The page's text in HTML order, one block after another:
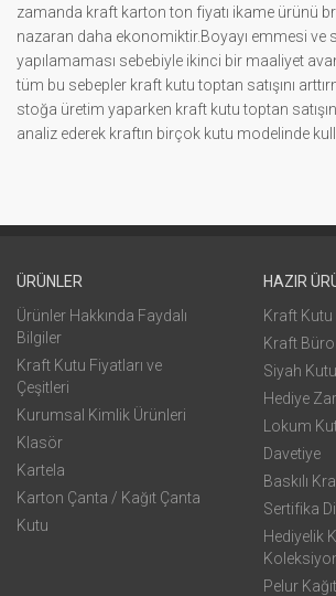
zamanda kraft karton ton fiyatı ikame ürünü
nazaran daha ekonomiktir.Boyayı emmesi ve
yapılamaması sebebiyle ikinci bir maaliyet
tüm bu sebepler kraft kutu toptan satışını
stoğa üretim yaparken kraft kutu toptan
analiz ederek kraftın birçok kutu modelinde
ÜRÜNLER
Ürünler Hakkında Faydalı
Bilgiler
Kraft Kutu Fiyatları ve
Çeşitleri
Kurumsal Kimlik Ürünleri
Klasör
Kartela
Karton Çanta / Kağıt Çanta
Kutu
HAZIR
Kraft Kutu
Kraft
Siyah Kutu
Hediye
Lokum
Davetiye
Baskılı
Sertifika
Hediyelik
Pelur